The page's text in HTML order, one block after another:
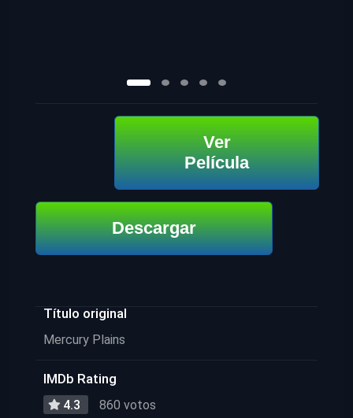
Ver
Película
Descargar
Título original
Mercury Plains
IMDb Rating
4.3 860 votos